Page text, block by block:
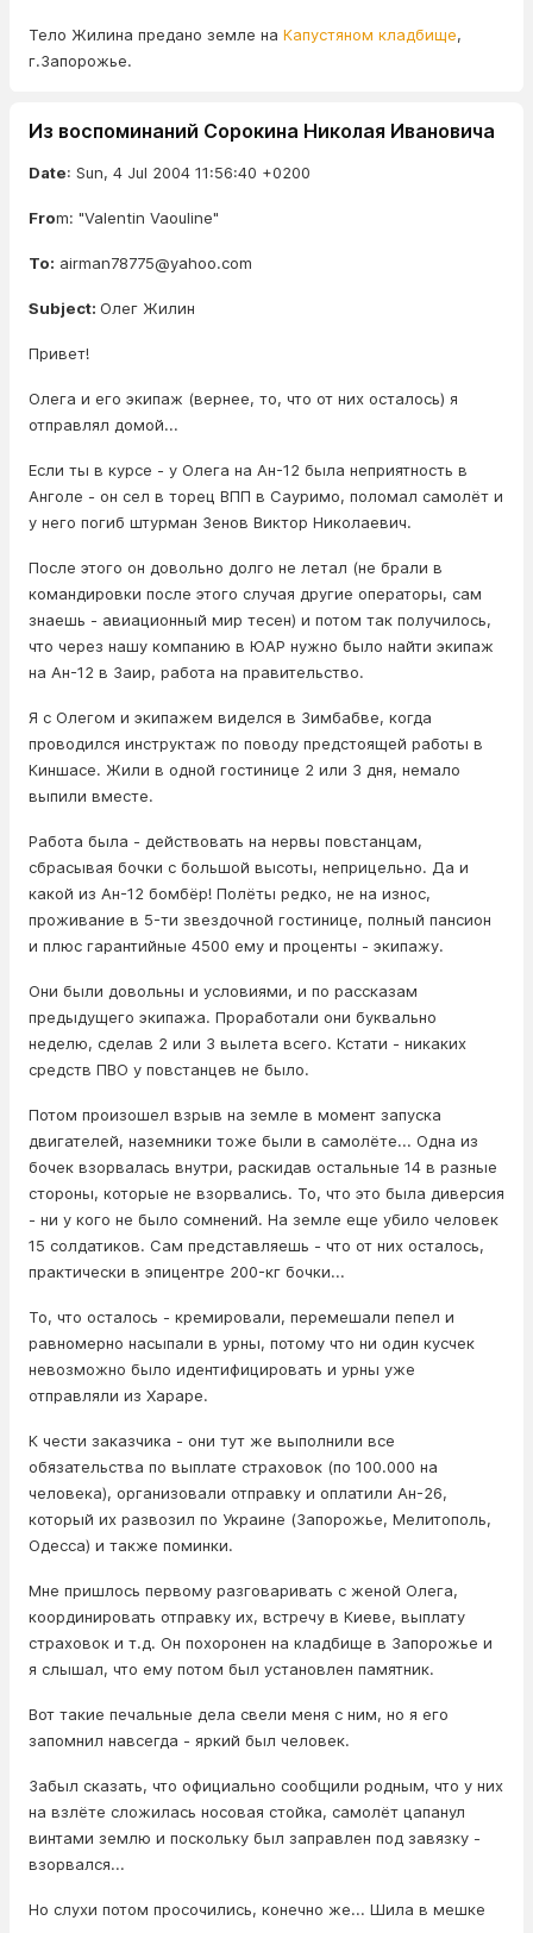
Тело Жилина предано земле на Капустяном кладбище,
г.Запорожье.
Из воспоминаний Сорокина Николая Ивановича
Date: Sun, 4 Jul 2004 11:56:40 +0200
From: "Valentin Vaouline"
To: airman78775@yahoo.cоm
Subject: Олег Жилин
Привет!
Олега и его экипаж (вернее, то, что от них осталось) я
отправлял домой...
Если ты в курсе - у Олега на Ан-12 была неприятность в
Анголе - он сел в торец ВПП в Сауримо, поломал самолёт и
у него погиб штурман Зенов Виктор Николаевич.
После этого он довольно долго не летал (не брали в
командировки после этого случая другие операторы, сам
знаешь - авиационный мир тесен) и потом так получилось,
что через нашу компанию в ЮАР нужно было найти экипаж
на Ан-12 в Заир, работа на правительство.
Я с Олегом и экипажем виделся в Зимбабве, когда
проводился инструктаж по поводу предстоящей работы в
Киншасе. Жили в одной гостинице 2 или 3 дня, немало
выпили вместе.
Работа была - действовать на нервы повстанцам,
сбрасывая бочки с большой высоты, неприцельно. Да и
какой из Ан-12 бомбёр! Полёты редко, не на износ,
проживание в 5-ти звездочной гостинице, полный пансион
и плюс гарантийные 4500 ему и проценты - экипажу.
Они были довольны и условиями, и по рассказам
предыдущего экипажа. Проработали они буквально
неделю, сделав 2 или 3 вылета всего. Кстати - никаких
средств ПВО у повстанцев не было.
Потом произошел взрыв на земле в момент запуска
двигателей, наземники тоже были в самолёте... Одна из
бочек взорвалась внутри, раскидав остальные 14 в разные
стороны, которые не взорвались. То, что это была диверсия
- ни у кого не было сомнений. На земле еще убило человек
15 солдатиков. Сам представляешь - что от них осталось,
практически в эпицентре 200-кг бочки...
То, что осталось - кремировали, перемешали пепел и
равномерно насыпали в урны, потому что ни один кусчек
невозможно было идентифицировать и урны уже
отправляли из Хараре.
К чести заказчика - они тут же выполнили все
обязательства по выплате страховок (по 100.000 на
человека), организовали отправку и оплатили Ан-26,
который их развозил по Украине (Запорожье, Мелитополь,
Одесса) и также поминки.
Мне пришлось первому разговаривать с женой Олега,
координировать отправку их, встречу в Киеве, выплату
страховок и т.д. Он похоронен на кладбище в Запорожье и
я слышал, что ему потом был установлен памятник.
Вот такие печальные дела свели меня с ним, но я его
запомнил навсегда - яркий был человек.
Забыл сказать, что официально сообщили родным, что у них
на взлёте сложилась носовая стойка, самолёт цапанул
винтами землю и поскольку был заправлен под завязку -
взорвался...
Но слухи потом просочились, конечно же... Шила в мешке